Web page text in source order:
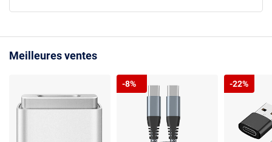
Meilleures ventes
-8% -22%